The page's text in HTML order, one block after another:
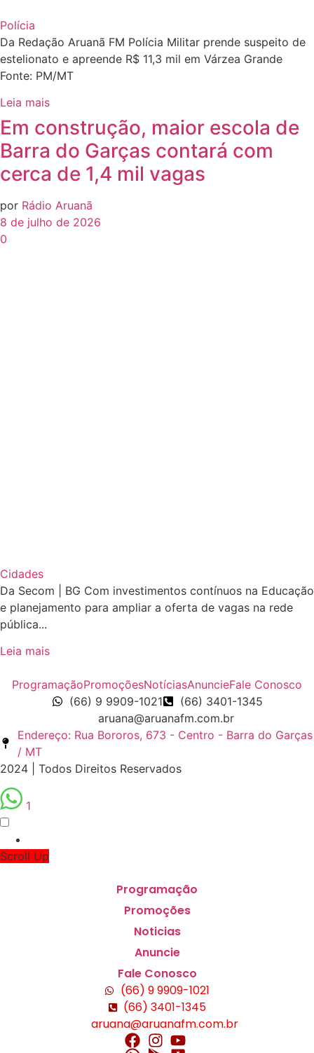
Polícia
Da Redação Aruanã FM Polícia Militar prende suspeito de
estelionato e apreende R$ 11,3 mil em Várzea Grande
Fonte: PM/MT
Leia mais
Em construção, maior escola de
Barra do Garças contará com
cerca de 1,4 mil vagas
por Rádio Aruanã
8 de julho de 2026
0
Cidades
Da Secom | BG Com investimentos contínuos na Educação
e planejamento para ampliar a oferta de vagas na rede
pública...
Leia mais
ProgramaçãoPromoçõesNotíciasAnuncieFale Conosco
(66) 9 9909-1021
(66) 3401-1345
aruana@aruanafm.com.br
Endereço: Rua Bororos, 673 - Centro - Barra do Garças
/ MT
2024 | Todos Direitos Reservados
1
Scroll Up
Programação
Promoções
Noticias
Anuncie
Fale Conosco
(66) 9 9909-1021
(66) 3401-1345
aruana@aruanafm.com.br